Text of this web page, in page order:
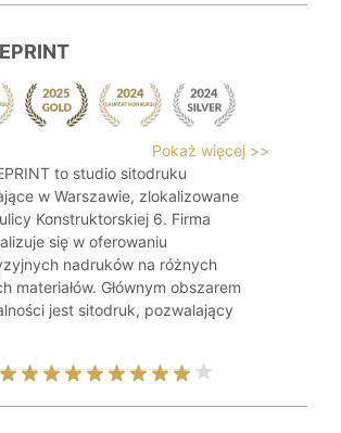
Pokaż więcej >>
to studio sitodruku
w Warszawie, zlokalizowane
Konstruktorskiej 6. Firma
się w oferowaniu
nadruków na różnych
materiałów. Głównym obszarem
jest sitodruk, pozwalający